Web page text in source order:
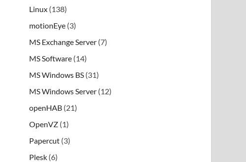
Linux (138)
motionEye (3)
MS Exchange Server (7)
MS Software (14)
MS Windows BS (31)
MS Windows Server (12)
openHAB (21)
OpenVZ (1)
Papercut (3)
Plesk (6)